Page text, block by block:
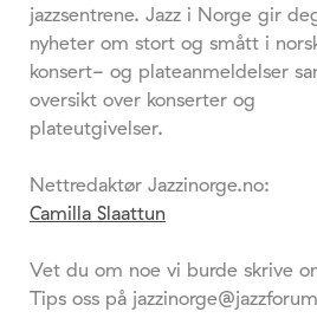
jazzsentrene. Jazz i Norge gir
nyheter om stort og smått i
konsert- og plateanmeldelser
oversikt over konserter og
plateutgivelser.
Nettredaktør Jazzinorge.no:
Camilla Slaattun
Vet du om noe vi burde skrive
Tips oss på